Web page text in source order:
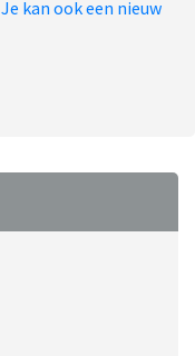
Je kan ook een nieuw